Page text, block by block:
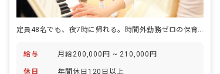
定員48名でも、夜7時に帰れる。時間外勤務ゼロの保育園。
給与 月給200,000円 ~ 210,000円
休日 年間休日120日以上